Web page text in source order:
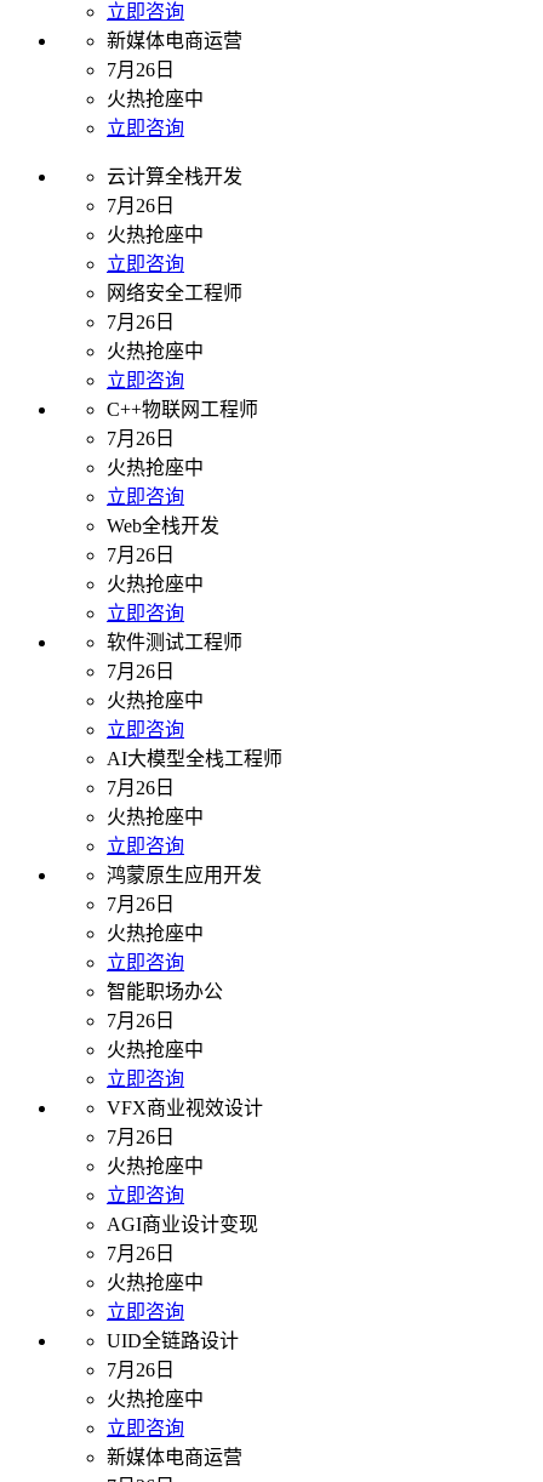
立即咨询
新媒体电商运营
7月26日
火热抢座中
立即咨询
云计算全栈开发
7月26日
火热抢座中
立即咨询
网络安全工程师
7月26日
火热抢座中
立即咨询
C++物联网工程师
7月26日
火热抢座中
立即咨询
Web全栈开发
7月26日
火热抢座中
立即咨询
软件测试工程师
7月26日
火热抢座中
立即咨询
AI大模型全栈工程师
7月26日
火热抢座中
立即咨询
鸿蒙原生应用开发
7月26日
火热抢座中
立即咨询
智能职场办公
7月26日
火热抢座中
立即咨询
VFX商业视效设计
7月26日
火热抢座中
立即咨询
AGI商业设计变现
7月26日
火热抢座中
立即咨询
UID全链路设计
7月26日
火热抢座中
立即咨询
新媒体电商运营